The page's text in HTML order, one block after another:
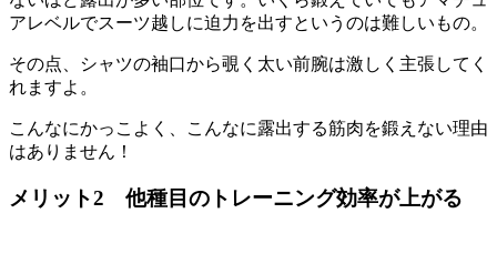
アレベルでスーツ越しに迫力を出すというのは難しいもの。
その点、シャツの袖口から覗く太い前腕は激しく主張してく
れますよ。
こんなにかっこよく、こんなに露出する筋肉を鍛えない理由
はありません！
メリット2 他種目のトレーニング効率が上がる